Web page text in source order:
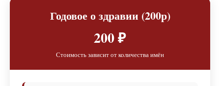
Годовое о здравии (200р)
200 ₽
Стоимость зависит от количества имён